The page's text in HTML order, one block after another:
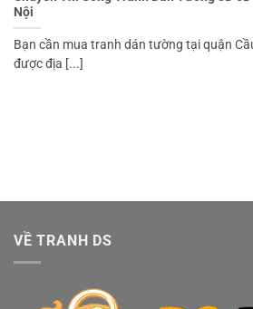
Nội
Bạn cần mua tranh dán tường tại quận
được địa [...]
VỀ TRANH DS